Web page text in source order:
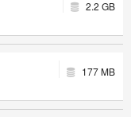
2.2 GB
177 MB